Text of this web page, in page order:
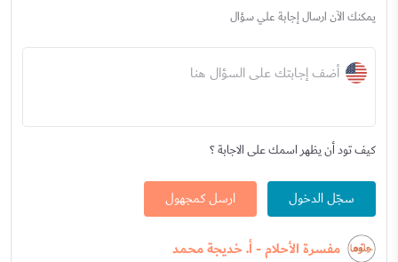
يمكنك الآن ارسال إجابة علي سؤال
أضف إجابتك على السؤال هنا
كيف تود أن يظهر اسمك على الاجابة ؟
سجّل الدخول ارسل كمجهول
مفسرة الأحلام - أ. خديجة محمد